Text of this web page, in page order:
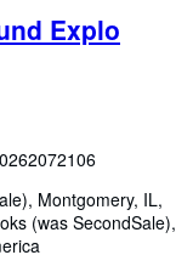
Explo
Montgomery, IL,
(was SecondSale),